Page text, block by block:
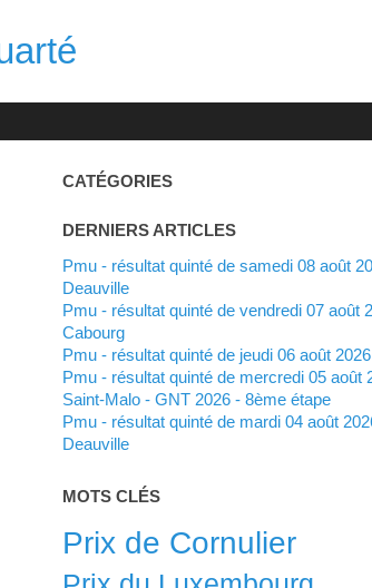
CATÉGORIES
DERNIERS ARTICLES
Pmu - résultat quinté de samedi 08 août 2026 à
Deauville
Pmu - résultat quinté de vendredi 07 août 2026 à
Cabourg
Pmu - résultat quinté de jeudi 06 août
Pmu - résultat quinté de mercredi 05 août 2026 à
Saint-Malo - GNT 2026 - 8ème étape
Pmu - résultat quinté de mardi 04 août 2026 à
Deauville
MOTS CLÉS
Prix de Cornulier